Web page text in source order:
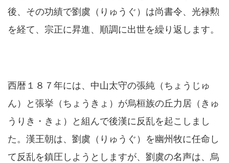
後、その功績で劉虞（りゅうぐ）は尚書令、光禄勲
を経て、宗正に昇進、順調に出世を繰り返します。
西暦１８７年には、中山太守の張純（ちょうじゅ
ん）と張挙（ちょうきょ）が烏桓族の丘力居（きゅ
うりき・きょ）と組んで後漢に反乱を起こしまし
た。漢王朝は、劉虞（りゅうぐ）を幽州牧に任命し
て反乱を鎮圧しようとしますが、劉虞の名声は、烏